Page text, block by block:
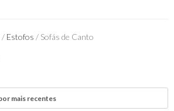
/ Estofos / Sofás de Canto